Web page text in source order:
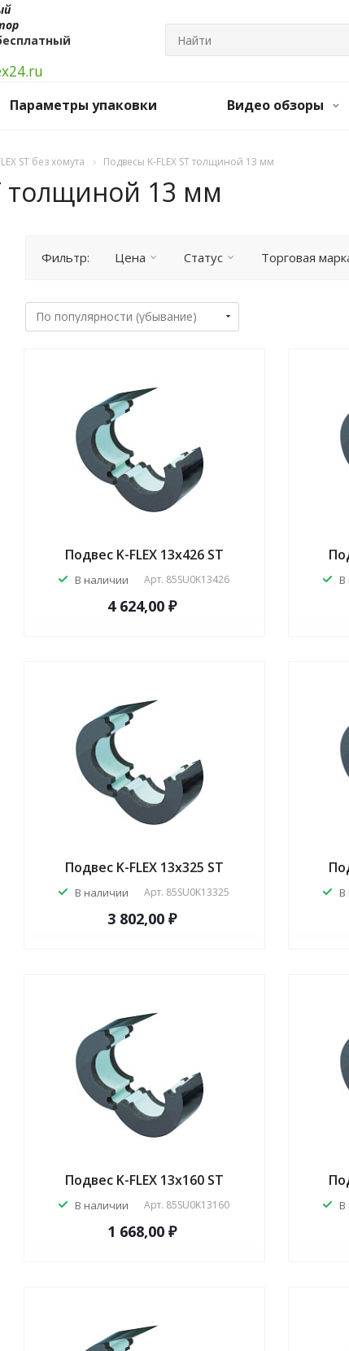
Параметры упаковки Видео обзоры
ST без хомута Подвесы K-FLEX ST толщиной 13 мм
толщиной 13 мм
Фильтр: Цена Статус Торговая
Подвес K-FLEX 13x426 ST
В наличии Арт. 85SU0K13426
4 624,00 ₽
В
Подвес K-FLEX 13x325 ST
В наличии Арт. 85SU0K13325
3 802,00 ₽
В
Подвес K-FLEX 13x160 ST
В наличии Арт. 85SU0K13160
1 668,00 ₽
В